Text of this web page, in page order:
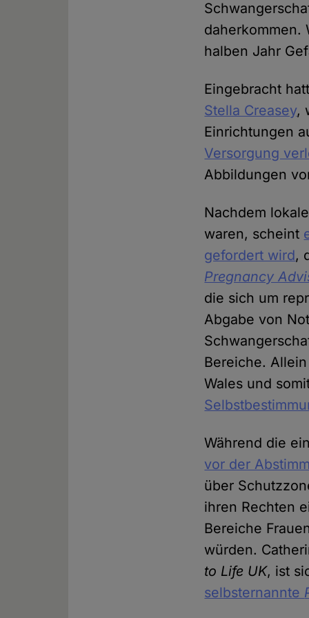
daherkommen.
halben Jahr
Eingebracht
Stella Creasey,
Einrichtungen
Versorgung
Abbildungen
Nachdem
waren, scheint
gefordert wird,
Pregnancy
die sich um
Abgabe von
Bereiche.
Wales und
Während die
vor der
über
ihren Rechten
Bereiche
würden.
to Life UK, ist
selbsternannte